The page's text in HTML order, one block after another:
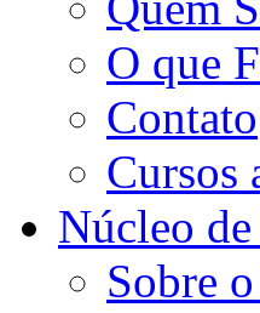
O que
Contato
Cursos
Núcleo de
Sobre